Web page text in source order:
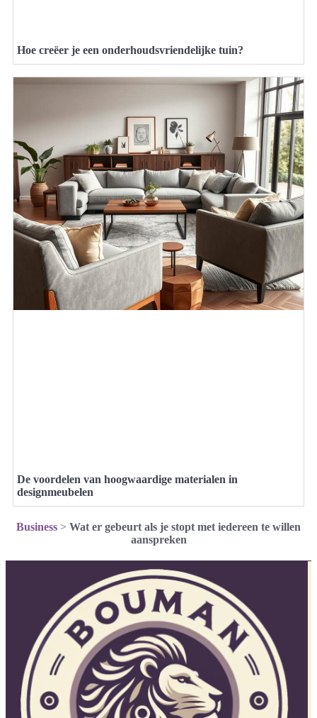
Hoe creëer je een onderhoudsvriendelijke tuin?
De voordelen van hoogwaardige materialen in
designmeubelen
Business > Wat er gebeurt als je stopt met iedereen te willen
aanspreken